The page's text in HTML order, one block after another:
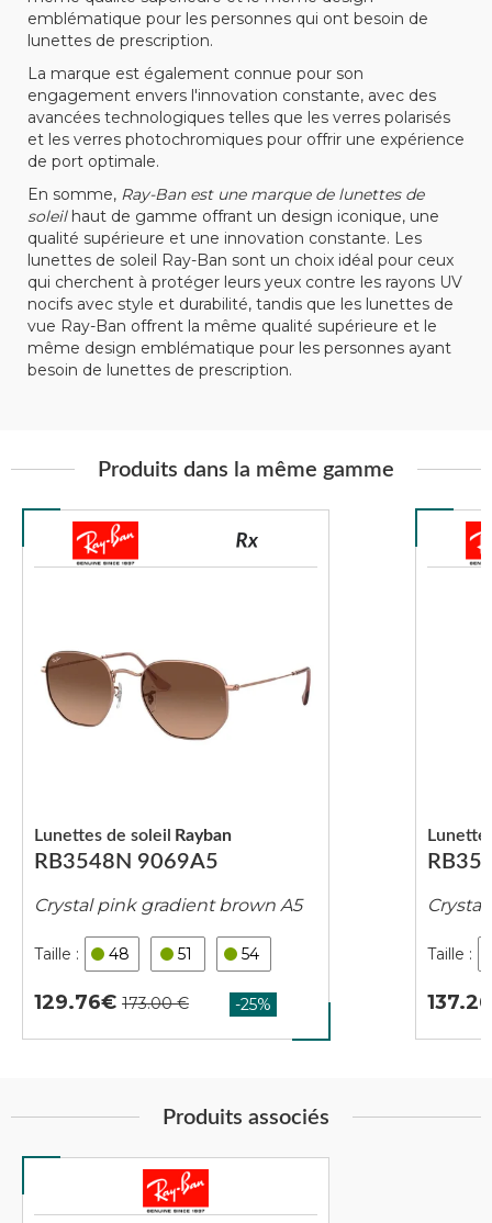
emblématique pour les personnes qui ont besoin de
lunettes de prescription.
La marque est également connue pour son
engagement envers l'innovation constante, avec des
avancées technologiques telles que les verres polarisés
et les verres photochromiques pour offrir une expérience
de port optimale.
En somme, Ray-Ban est une marque de lunettes de
soleilhaut de gamme offrant un design iconique, une
qualité supérieure et une innovation constante. Les
lunettes de soleil Ray-Ban sont un choix idéal pour ceux
qui cherchent à protéger leurs yeux contre les rayons UV
nocifs avec style et durabilité, tandis que les lunettes de
vue Ray-Ban offrent la même qualité supérieure et le
même design emblématique pour les personnes ayant
besoin de lunettes de prescription.
Produits dans la même gamme
RB3548N 9069A5
Lunettes de soleil Rayban
Crystal pink gradient brown A5
48 51 54
129.76 137.26
Produits associés